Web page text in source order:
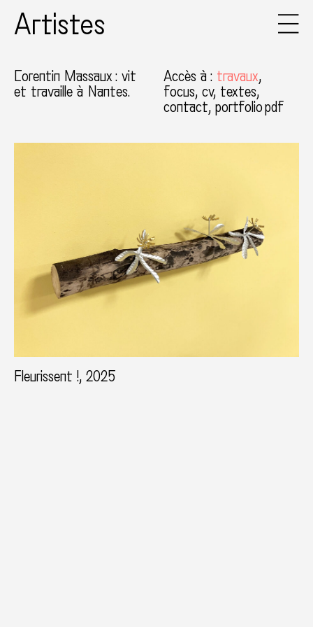
Artistes
Corentin Massaux : vit
et travaille à Nantes.
Accès à : travaux
focus cv textes
contact portfolio pdf
Fleurissent !, 2025